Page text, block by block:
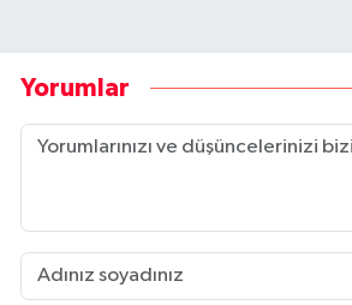
Yorumlar